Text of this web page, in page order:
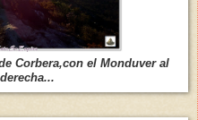
Corbera,con el Monduver al